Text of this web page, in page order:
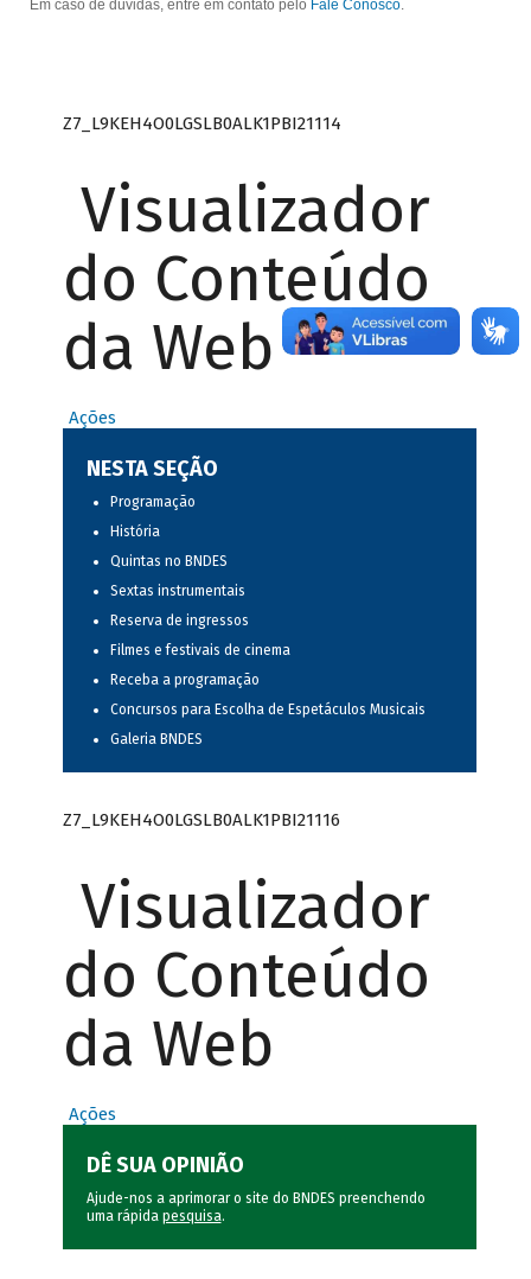
Em caso de dúvidas, entre em contato pelo Fale Conosco.
Z7_L9KEH4O0LGSLB0ALK1PBI21114
Visualizador
do Conteúdo
da Web
Ações
NESTA SEÇÃO
Programação
História
Quintas no BNDES
Sextas instrumentais
Reserva de ingressos
Filmes e festivais de cinema
Receba a programação
Concursos para Escolha de Espetáculos Musicais
Galeria BNDES
Z7_L9KEH4O0LGSLB0ALK1PBI21116
Visualizador
do Conteúdo
da Web
Ações
DÊ SUA OPINIÃO
Ajude-nos a aprimorar o site do BNDES preenchendo
uma rápida pesquisa.